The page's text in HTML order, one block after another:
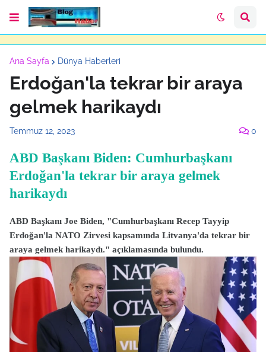
Ana Sayfa Dünya Haberleri
Erdoğan'la tekrar bir araya
gelmek harikaydı
Temmuz 12, 2023 0
ABD Başkanı Biden: Cumhurbaşkanı
Erdoğan'la tekrar bir araya gelmek
harikaydı
ABD Başkanı Joe Biden, "Cumhurbaşkanı Recep Tayyip
Erdoğan'la NATO Zirvesi kapsamında Litvanya'da tekrar bir
araya gelmek harikaydı." açıklamasında bulundu.